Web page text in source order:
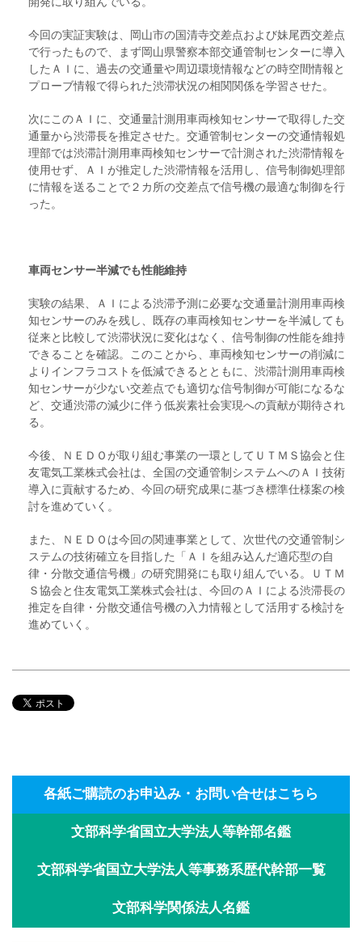
今回の実証実験は、岡山市の国清寺交差点および妹尾西交差点
で行ったもので、まず岡山県警察本部交通管制センターに導入
したＡＩに、過去の交通量や周辺環境情報などの時空間情報と
プローブ情報で得られた渋滞状況の相関関係を学習させた。
次にこのＡＩに、交通量計測用車両検知センサーで取得した交
通量から渋滞長を推定させた。交通管制センターの交通情報処
理部では渋滞計測用車両検知センサーで計測された渋滞情報を
使用せず、ＡＩが推定した渋滞情報を活用し、信号制御処理部
に情報を送ることで２カ所の交差点で信号機の最適な制御を行
った。
車両センサー半減でも性能維持
実験の結果、ＡＩによる渋滞予測に必要な交通量計測用車両検
知センサーのみを残し、既存の車両検知センサーを半減しても
従来と比較して渋滞状況に変化はなく、信号制御の性能を維持
できることを確認。このことから、車両検知センサーの削減に
よりインフラコストを低減できるとともに、渋滞計測用車両検
知センサーが少ない交差点でも適切な信号制御が可能になるな
ど、交通渋滞の減少に伴う低炭素社会実現への貢献が期待され
る。
今後、ＮＥＤＯが取り組む事業の一環としてＵＴＭＳ協会と住
友電気工業株式会社は、全国の交通管制システムへのＡＩ技術
導入に貢献するため、今回の研究成果に基づき標準仕様案の検
討を進めていく。
また、ＮＥＤＯは今回の関連事業として、次世代の交通管制シ
ステムの技術確立を目指した「ＡＩを組み込んだ適応型の自
律・分散交通信号機」の研究開発にも取り組んでいる。ＵＴＭ
Ｓ協会と住友電気工業株式会社は、今回のＡＩによる渋滞長の
推定を自律・分散交通信号機の入力情報として活用する検討を
進めていく。
各紙ご購読のお申込み・お問い合せはこちら
文部科学省国立大学法人等幹部名鑑
文部科学省国立大学法人等事務系歴代幹部一覧
文部科学関係法人名鑑